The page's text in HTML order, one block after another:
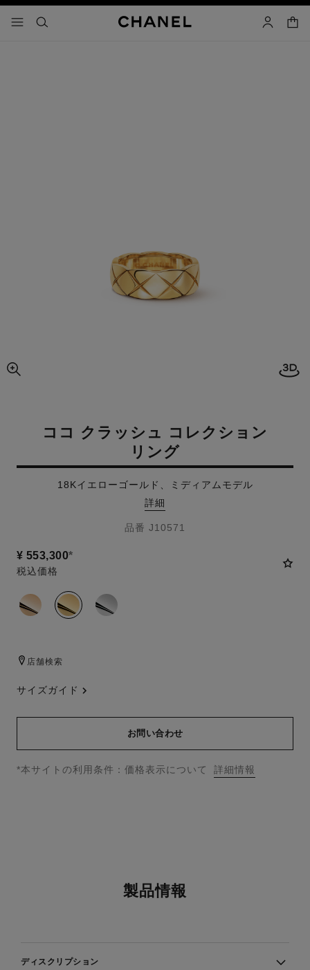
メニュー - メインナビゲーション
- メインナビゲーション
検索 マイアカ
カー
3D
画像の拡大ビュー
ココ クラッシュ コレクション
リング
18Kイエローゴールド、ミディアムモデル
詳細
品番 J10571
¥ 553,300*
税込価格
バリエーション (3)
店舗検索
サイズガイド
お問い合わせ
↩
*本サイトの利用条件：価格表示について 詳細情報
製品情報
ディスクリプション